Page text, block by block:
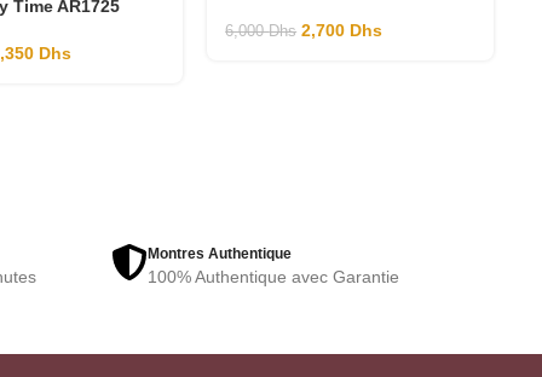
Time AR1725
Dhs
6,000Dhs 2,700 Dhs
Montres Authentique
100% Authentique avec Garantie